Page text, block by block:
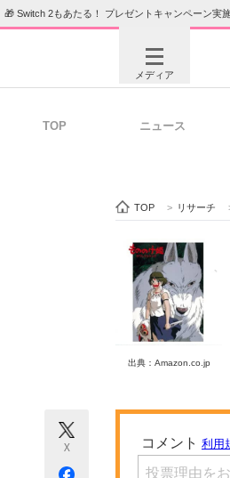
🎁 Switch 2もあたる！ プレゼントキャンペーン実施
メディア
ビジネスと働き
ITエンジニア向
モノづくり技術
TOP ニュース
TOP > リサーチ
出典：Amazon.co.jp
X